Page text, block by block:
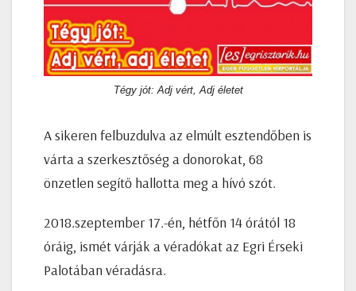
Tégy jót: Adj vért, Adj életet
A sikeren felbuzdulva az elmúlt esztendőben is
várta a szerkesztőség a donorokat, 68
önzetlen segítő hallotta meg a hívó szót.
2018.szeptember 17.-én, hétfőn 14 órától 18
óráig, ismét várják a véradókat az Egri Érseki
Palotában véradásra.